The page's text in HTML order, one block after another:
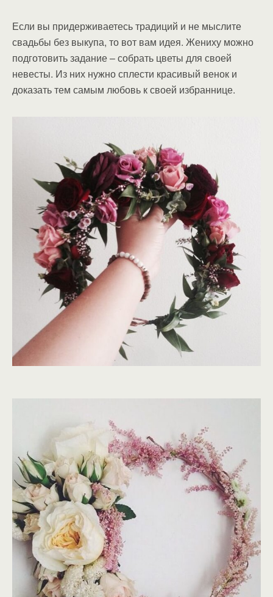
Если вы придерживаетесь традиций и не мыслите
свадьбы без выкупа, то вот вам идея. Жениху можно
подготовить задание – собрать цветы для своей
невесты. Из них нужно сплести красивый венок и
доказать тем самым любовь к своей избраннице.